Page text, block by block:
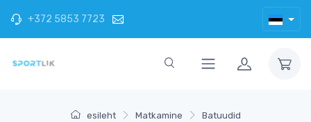
+372 5853 7723
esileht Matkamine
Batuudid